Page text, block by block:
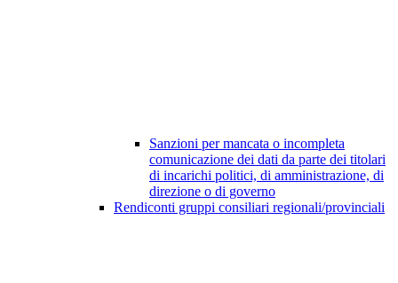
Sanzioni per mancata o incompleta
comunicazione dei dati da parte dei titolari
di incarichi politici, di amministrazione, di
direzione o di governo
Rendiconti gruppi consiliari regionali/provinciali